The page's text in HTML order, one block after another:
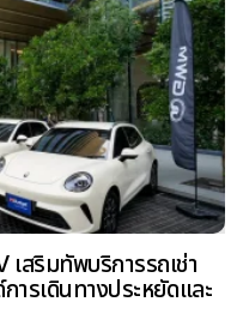
สริมทัพบริการรถเช่า
รเดินทางประหยัดและ